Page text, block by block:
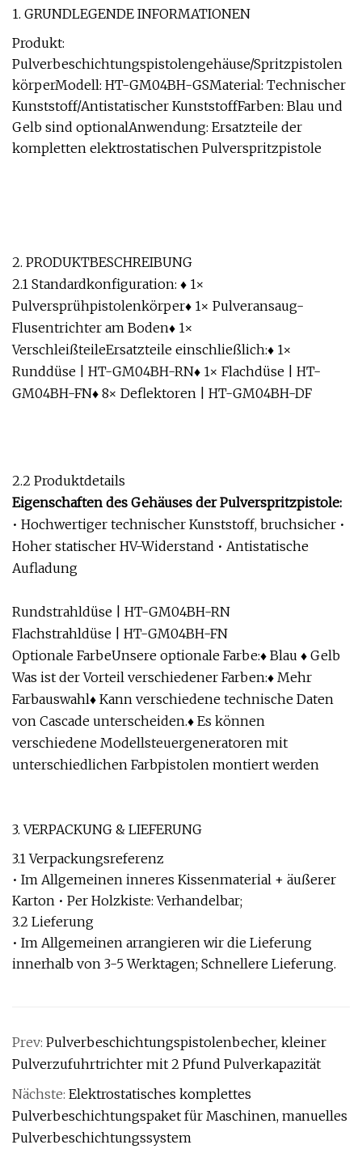
1. GRUNDLEGENDE INFORMATIONEN
Produkt:
Pulverbeschichtungspistolengehäuse/Spritzpistolen
körperModell: HT-GM04BH-GSMaterial: Technischer
Kunststoff/Antistatischer KunststoffFarben: Blau und
Gelb sind optionalAnwendung: Ersatzteile der
kompletten elektrostatischen Pulverspritzpistole
2. PRODUKTBESCHREIBUNG
2.1 Standardkonfiguration: ♦ 1×
Pulversprühpistolenkörper♦ 1× Pulveransaug-
Flusentrichter am Boden♦ 1×
VerschleißteileErsatzteile einschließlich:♦ 1×
Runddüse | HT-GM04BH-RN♦ 1× Flachdüse | HT-
GM04BH-FN♦ 8× Deflektoren | HT-GM04BH-DF
2.2 Produktdetails
Eigenschaften des Gehäuses der Pulverspritzpistole:
• Hochwertiger technischer Kunststoff, bruchsicher •
Hoher statischer HV-Widerstand • Antistatische
Aufladung
Rundstrahldüse | HT-GM04BH-RN
Flachstrahldüse | HT-GM04BH-FN
Optionale FarbeUnsere optionale Farbe:♦ Blau ♦ Gelb
Was ist der Vorteil verschiedener Farben:♦ Mehr
Farbauswahl♦ Kann verschiedene technische Daten
von Cascade unterscheiden.♦ Es können
verschiedene Modellsteuergeneratoren mit
unterschiedlichen Farbpistolen montiert werden
3. VERPACKUNG & LIEFERUNG
3.1 Verpackungsreferenz
• Im Allgemeinen inneres Kissenmaterial + äußerer
Karton • Per Holzkiste: Verhandelbar;
3.2 Lieferung
• Im Allgemeinen arrangieren wir die Lieferung
innerhalb von 3-5 Werktagen; Schnellere Lieferung.
Prev: Pulverbeschichtungspistolenbecher, kleiner
Pulverzufuhrtrichter mit 2 Pfund Pulverkapazität
Nächste: Elektrostatisches komplettes
Pulverbeschichtungspaket für Maschinen, manuelles
Pulverbeschichtungssystem